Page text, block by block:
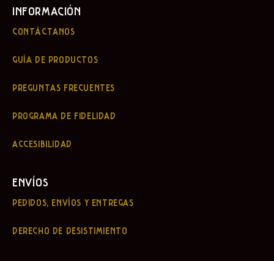
INFORMACIÓN
CONTÁCTANOS
GUÍA DE PRODUCTOS
PREGUNTAS FRECUENTES
PROGRAMA DE FIDELIDAD
ACCESIBILIDAD
ENVÍOS
PEDIDOS, ENVÍOS Y ENTREGAS
DERECHO DE DESISTIMIENTO